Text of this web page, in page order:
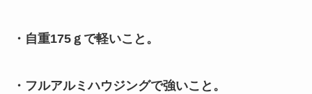
・自重175ｇで軽いこと。
・フルアルミハウジングで強いこと。